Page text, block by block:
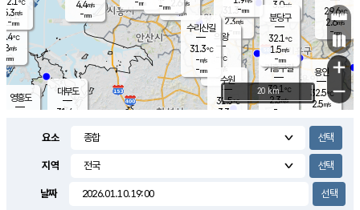
의도
℃
m/s
mm
영흥도
31.3℃
2.3m/s
- mm
용인
32.5℃
2.5m/s
29.6℃
2.6m/s
-mm
3.8m/s
대부도
31.4
의왕
- ℃
m/s
mm
2.6 m/s
-mm
mm -mm 3.0m/s
-mm
-mm
기흥구갈
32.1℃
2.3m/s
-
수리산길
31.3℃
-m/s
-mm
분당구
32.1℃
1.5m/s
-mm
℃
5.3m/s
-mm
수원
31.5℃
3.3 m/s
4.4m/s
-mm
+
−
20 km
요소
지역
날짜